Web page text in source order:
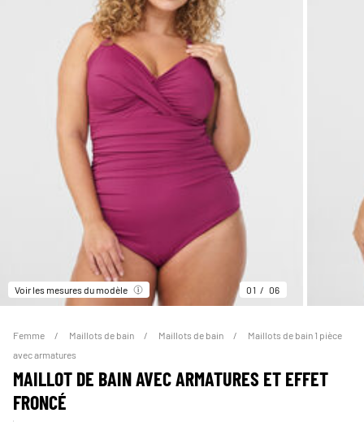
Voir les mesures du modèle 01 06
Femme Maillots de bain Maillots de bain
Maillots de bain 1 pièce
avec armatures
MAILLOT DE BAIN AVEC ARMATURES ET EFFET
FRONCÉ